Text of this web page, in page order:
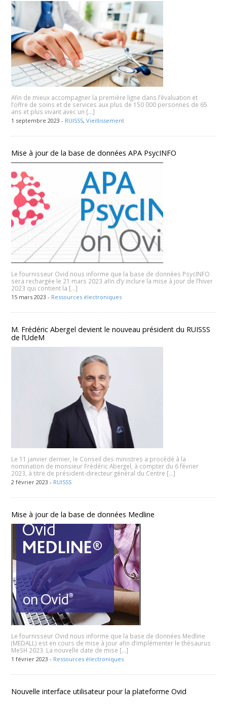
Afin de mieux accompagner la première ligne dans l’évaluation et
l’offre de soins et de services aux plus de 150 000 personnes de 65
ans et plus vivant avec un […]
1 septembre 2023 - RUISSS,Vieillissement
Mise à jour de la base de données APA PsycINFO
Le fournisseur Ovid nous informe que la base de données PsycINFO
sera rechargée le 21 mars 2023 afin d’y inclure la mise à jour de l’hiver
2023 qui contient la […]
15 mars 2023 - Ressources électroniques
M. Frédéric Abergel devient le nouveau président du RUISSS
de l’UdeM
Le 11 janvier dernier, le Conseil des ministres a procédé à la
nomination de monsieur Frédéric Abergel, à compter du 6 février
2023, à titre de président-directeur général du Centre […]
2 février 2023 - RUISSS
Mise à jour de la base de données Medline
Le fournisseur Ovid nous informe que la base de données Medline
(MEDALL) est en cours de mise à jour afin d’implémenter le thésaurus
MeSH 2023. La nouvelle date de mise […]
1 février 2023 - Ressources électroniques
Nouvelle interface utilisateur pour la plateforme Ovid